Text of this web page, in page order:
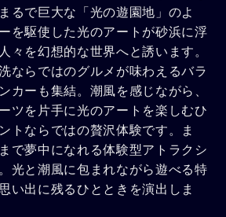
るで巨大な「光の遊園地」のよ
を駆使した光のアートが砂浜に浮
々を幻想的な世界へと誘います。
ならではのグルメが味わえるバラ
カーも集結。潮風を感じながら、
ツを片手に光のアートを楽しむひ
トならではの贅沢体験です。ま
で夢中になれる体験型アトラクシ
光と潮風に包まれながら遊べる特
い出に残るひとときを演出しま